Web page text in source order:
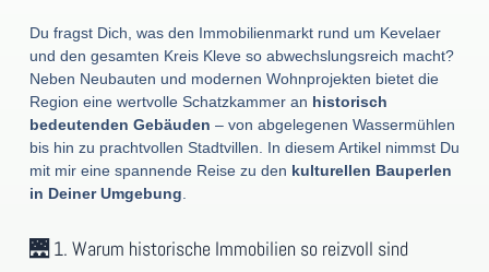
Du fragst Dich, was den Immobilienmarkt rund um Kevelaer
und den gesamten Kreis Kleve so abwechslungsreich macht?
Neben Neubauten und modernen Wohnprojekten bietet die
Region eine wertvolle Schatzkammer an historisch
bedeutenden Gebäuden – von abgelegenen Wassermühlen
bis hin zu prachtvollen Stadtvillen. In diesem Artikel nimmst Du
mit mir eine spannende Reise zu den kulturellen Bauperlen
in Deiner Umgebung.
🌉 1. Warum historische Immobilien so reizvoll sind